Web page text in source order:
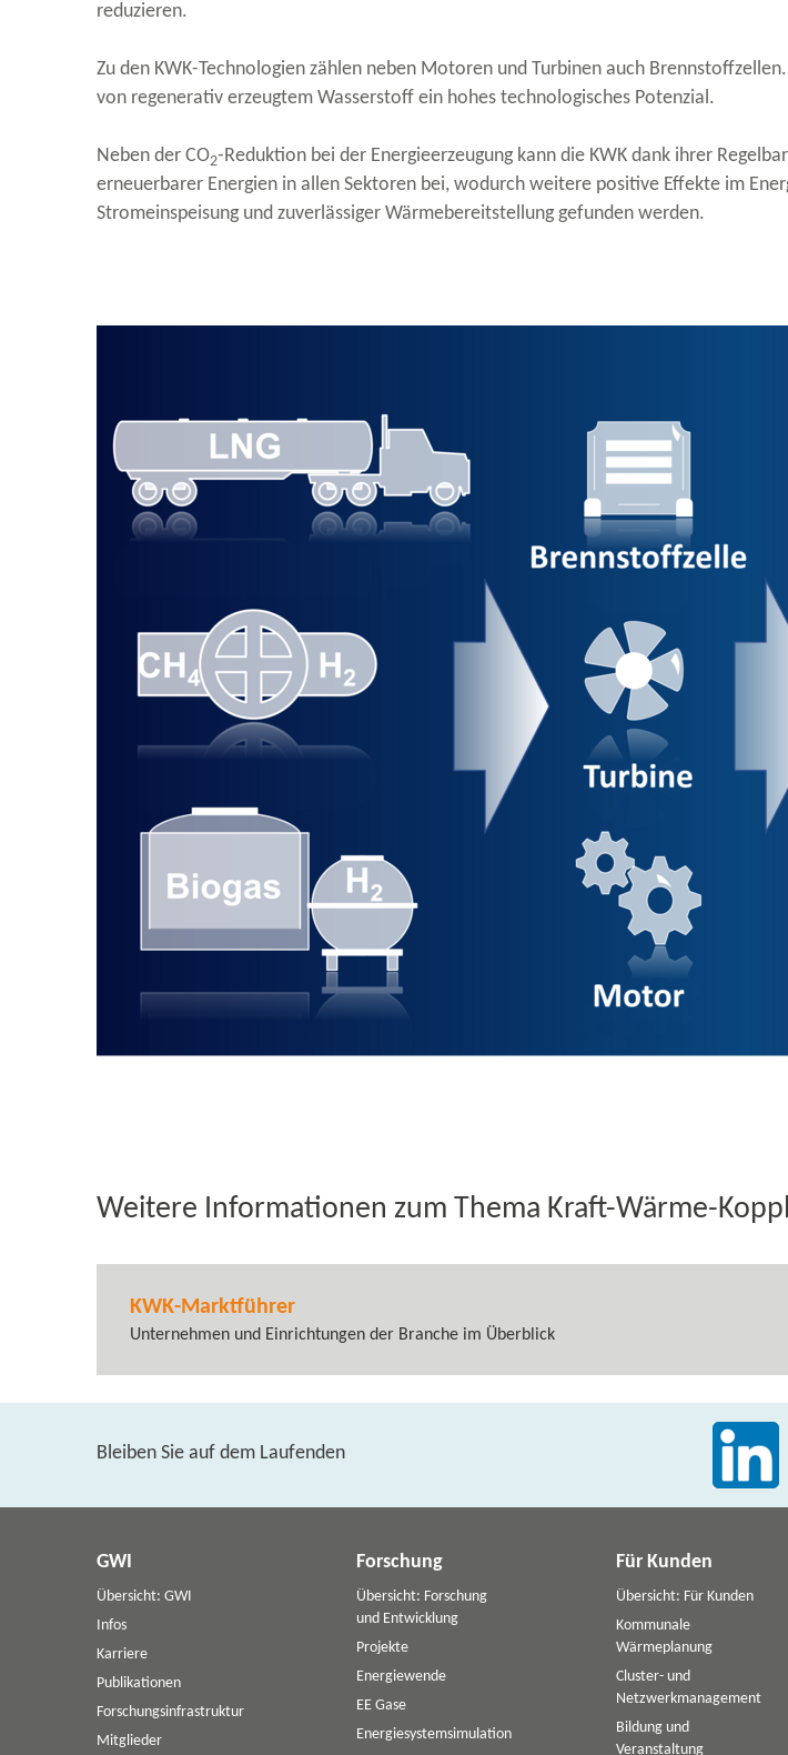
reduzieren.
Zu den KWK-​Technologien zählen neben Motoren und Turbinen auch
von regenerativ erzeugtem Wasserstoff ein hohes technologisches Potenzial.
Neben der CO2-​Reduktion bei der Energieerzeugung kann die KWK dank ihrer
erneuerbarer Energien in allen Sektoren bei, wodurch weitere positive Effekte im
Stromeinspeisung und zuverlässiger Wärmebereitstellung gefunden werden.
Weitere Informationen zum Thema Kraft-​Wärme-
KWK-​Marktführer
Unternehmen und Einrichtungen der Branche im Überblick
Bleiben Sie auf dem Laufenden
GWI
Übersicht: GWI
Infos
Karriere
Publikationen
Forschungsinfrastruktur
Mitglieder
Forschung
Übersicht: Forschung
und Entwicklung
Projekte
Energiewende
EE Gase
Energiesystemsimulation
Für Kunden
Übersicht: Für Kunden
Kommunale
Wärmeplanung
Cluster- und
Netzwerkmanagement
Bildung und
Veranstaltung